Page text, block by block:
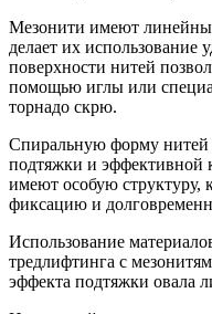
Мезонити имеют
делает их
поверхности нитей
помощью иглы или
торнадо скрю.
Спиральную форму нитей
подтяжки и эффективной
имеют особую структуру,
фиксацию и
Использование
тредлифтинга с
эффекта подтяжки овала